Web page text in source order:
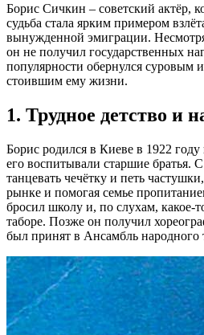
Борис Сичкин – советский актёр,
судьба стала ярким примером
вынужденной эмиграции.
он не получил государственных
популярности обернулся суровым
стоившим ему жизни.
1. Трудное детство и
Борис родился в Киеве в 1922 году
его воспитывали старшие братья.
танцевать чечётку и петь
рынке и помогая семье
бросил школу и, по слухам, какое-
таборе. Позже он получил
был принят в Ансамбль народного